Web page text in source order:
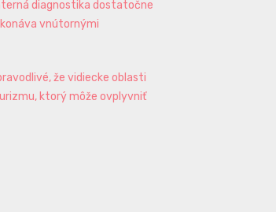
diagnostika dostatočne
vnútornými
že vidiecke oblasti
ktorý môže ovplyvniť